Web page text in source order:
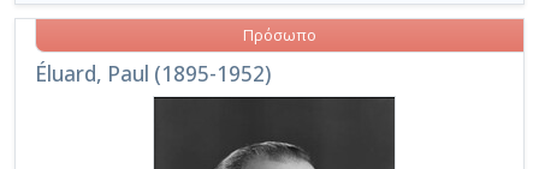
Éluard, Paul (1895-1952)
Πρόσωπο